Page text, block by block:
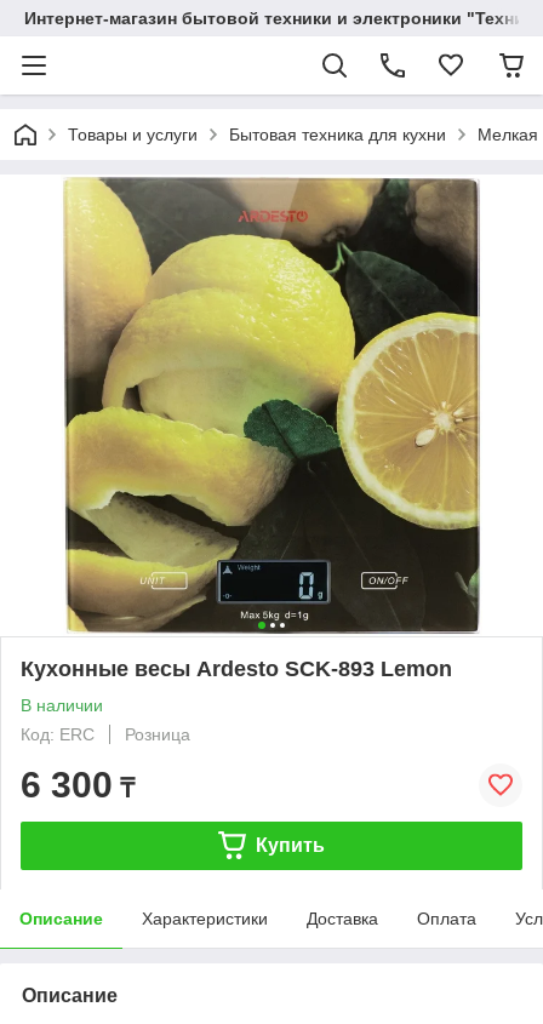
Интернет-магазин бытовой техники и электроники
Товары и услуги Бытовая техника для кухни Мелкая
Кухонные весы Ardesto SCK-893 Lemon
В наличии
Код: ERC
Розница
6 300 ₸
Купить
Описание Характеристики Доставка Оплата
Описание